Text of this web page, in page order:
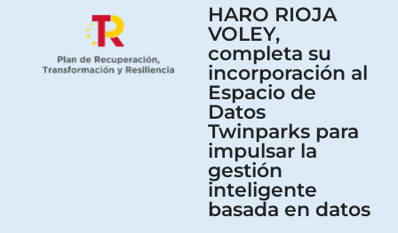
HARO RIOJA
VOLEY,
completa su
incorporación al
Espacio de
Datos
Twinparks para
impulsar la
gestión
inteligente
basada en datos